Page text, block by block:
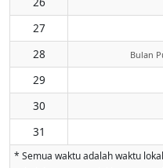
27
28
Bulan
29
30
31
* Semua waktu adalah waktu